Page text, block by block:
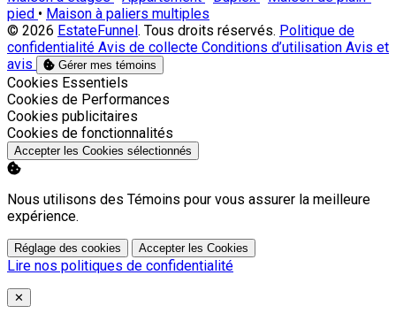
pied • Maison à paliers multiples
© 2026 EstateFunnel. Tous droits réservés. Politique de
confidentialité Avis de collecte Conditions d’utilisation Avis et
avis
Gérer mes témoins
Activer
Cookies Essentiels
Activer
Cookies de Performances
Activer
Cookies publicitaires
Activer
Cookies de fonctionnalités
Accepter les Cookies sélectionnés
Nous utilisons des Témoins pour vous assurer la meilleure
expérience.
Réglage des cookies Accepter les Cookies
Lire nos politiques de confidentialité
Close
✕